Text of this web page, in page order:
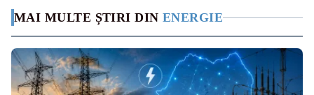
MAI MULTE ȘTIRI DIN ENERGIE